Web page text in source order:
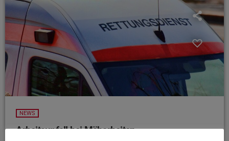
NEWS
Arbeitsunfall bei Mäharbeiten